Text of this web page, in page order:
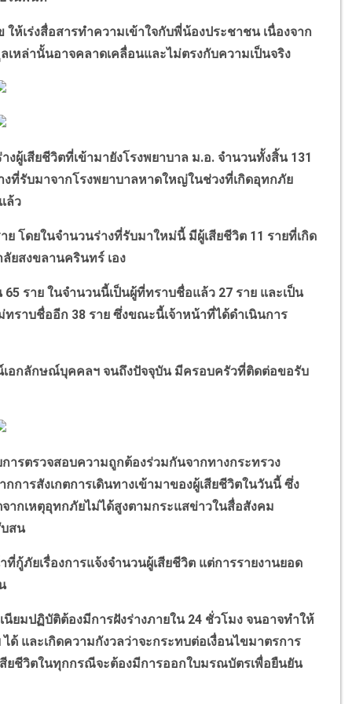
ร่งสื่อสารทำความเข้าใจกับพี่น้องประชาชน เนื่องจาก
เหล่านั้นอาจคลาดเคลื่อนและไม่ตรงกับความเป็นจริง
ผู้เสียชีวิตที่เข้ามายังโรงพยาบาล ม.อ. จำนวนทั้งสิ้น 131
ที่รับมาจากโรงพยาบาลหาดใหญ่ในช่วงที่เกิดอุทกภัย
ล้ว
ดยในจำนวนร่างที่รับมาใหม่นี้ มีผู้เสียชีวิต 11 รายที่เกิด
ยสงขลานครินทร์ เอง
65 ราย ในจำนวนนี้เป็นผู้ที่ทราบชื่อแล้ว 27 ราย และเป็น
ราบชื่ออีก 38 ราย ซึ่งขณะนี้เจ้าหน้าที่ได้ดำเนินการ
กลักษณ์บุคคลฯ จนถึงปัจจุบัน มีครอบครัวที่ติดต่อขอรับ
ารตรวจสอบความถูกต้องร่วมกันจากทางกระทรวง
ารสังเกตการเดินทางเข้ามาของผู้เสียชีวิตในวันนี้ ซึ่ง
ากเหตุอุทกภัยไม่ได้สูงตามกระแสข่าวในสื่อสังคม
สน
ภัยเรื่องการแจ้งจำนวนผู้เสียชีวิต แต่การรายงานยอด
ปฏิบัติต้องมีการฝังร่างภายใน 24 ชั่วโมง จนอาจทำให้
และเกิดความกังวลว่าจะกระทบต่อเงื่อนไขมาตรการ
ยชีวิตในทุกกรณีจะต้องมีการออกใบมรณบัตรเพื่อยืนยัน